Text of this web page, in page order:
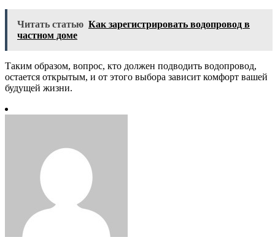
Читать статью Как зарегистрировать водопровод в
частном доме
Таким образом, вопрос, кто должен подводить водопровод,
остается открытым, и от этого выбора зависит комфорт вашей
будущей жизни.